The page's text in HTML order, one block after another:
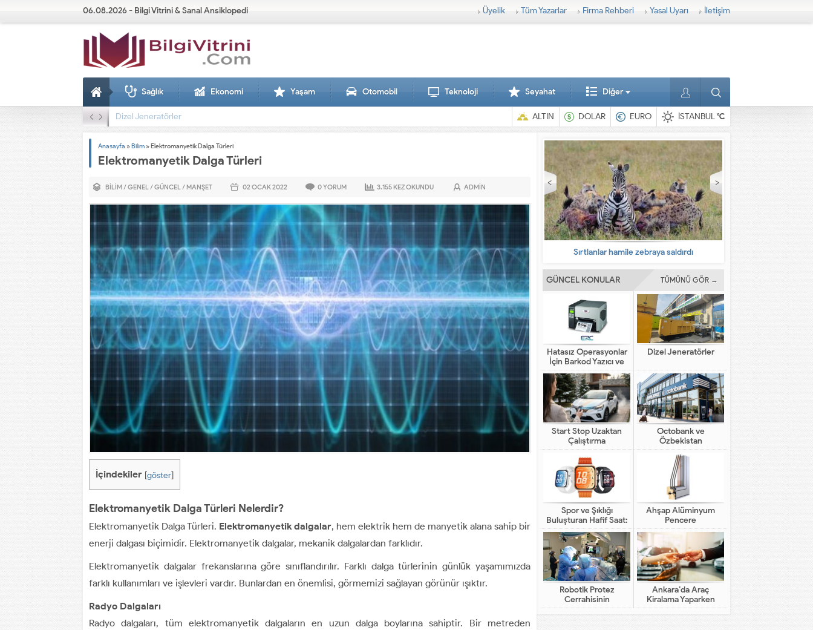
06.08.2026 - Bilgi Vitrini & Sanal Ansiklopedi Üyelik Tüm Yazarlar Firma Rehberi Yasal Uyarı İletişim
Sağlık Ekonomi Yaşam Otomobil Teknoloji Seyahat Diğer
Dizel Jeneratörler ALTIN DOLAR EURO İSTANBUL°C
Anasayfa »Bilim »Elektromanyetik Dalga Türleri
Elektromanyetik Dalga Türleri
BILIM/GENEL/GÜNCEL/ MANŞET 02 OCAK2022 0YORUM 3.155 KEZ OKUNDU ADMIN
İçindekiler [göster]
Elektromanyetik Dalga Türleri Nelerdir?
Elektromanyetik Dalga Türleri. Elektromanyetik dalgalar, hem elektrik hem de manyetik alana sahip bir
enerji dalgası biçimidir. Elektromanyetik dalgalar, mekanik dalgalardan farklıdır.
Elektromanyetik dalgalar frekanslarına göre sınıflandırılır. Farklı dalga türlerinin günlük yaşamımızda
farklı kullanımları ve işlevleri vardır. Bunlardan en önemlisi, görmemizi sağlayan görünür ışıktır.
Radyo Dalgaları
Radyo dalgaları, tüm elektromanyetik dalgaların en uzun dalga boylarına sahiptir. Bir metreden
Sırtlanlar hamile zebraya saldırdı En ilginç hayvanlar
GÜNCEL KONULAR TÜMÜNÜ GÖR →
Hatasız Operasyonlar
İçin Barkod Yazıcı ve
Otomasyon Sistemleri
Dizel Jeneratörler
Start Stop Uzaktan
Çalıştırma
Octobank ve
Özbekistan
Bankalarının Dijital
Finansal Altyapının
Gelişimindeki Yeni Rolü
Spor ve Şıklığı
Buluşturan Hafif Saat:
HUAWEI WATCH FIT 5
Pro
Ahşap Alüminyum
Pencere
Robotik Protez
Cerrahisinin
Geleneksel Cerrahiden
Farkı Nedir?
Ankara’da Araç
Kiralama Yaparken
Dikkat Edilecekler